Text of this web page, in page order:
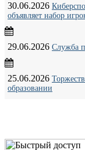
30.06.2026
объявляет набор
29.06.2026 Служба
25.06.2026
образовании